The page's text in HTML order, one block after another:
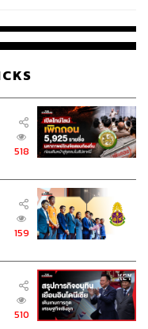
518
159
510